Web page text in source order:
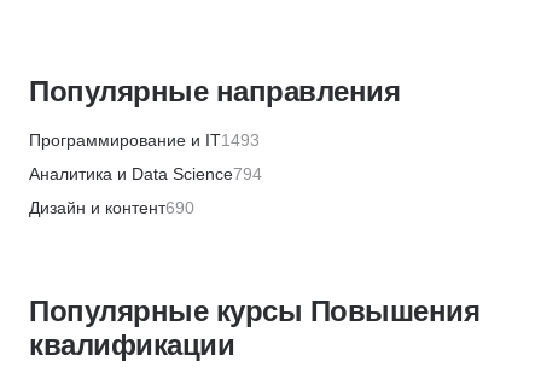
НЦРДО
НИПКЭФ
ИПО
Скидки до 20%
Популярные направления
Программирование и IT1493
Аналитика и Data Science794
Дизайн и контент690
Финансы и бухгалтерия656
HR и рекрутинг328
Популярные курсы Повышения
квалификации